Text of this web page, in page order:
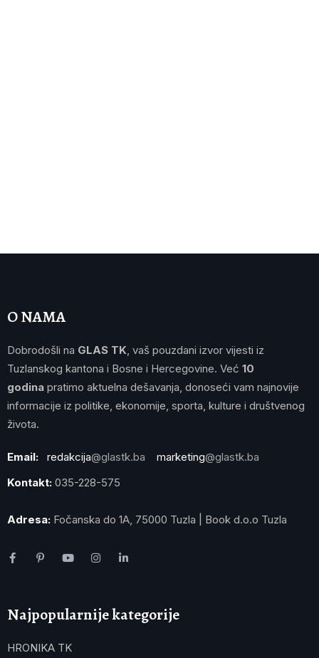
O NAMA
Dobrodošli na GLAS TK , vaš pouzdani izvor vijesti iz
Tuzlanskog kantona i Bosne i Hercegovine. Već 10
godina pratimo aktuelna dešavanja, donoseći vam najnovije
informacije iz politike, ekonomije, sporta, kulture i društvenog
života.
Email: redakcija@glastk.ba marketing@glastk.ba
Kontakt: 035-228-575
Adresa: Fočanska do 1A, 75000 Tuzla | Book d.o.o Tuzla
Najpopularnije kategorije
HRONIKA TK